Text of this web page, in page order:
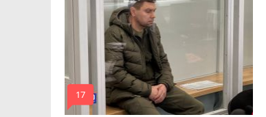
mode_comment
17